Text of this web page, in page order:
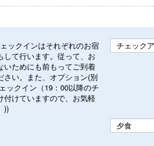
ックインはそれぞれのお宿
して行います。従って、お
いためにも前もってご到着
さい。また、オプション(別
ックイン（19：00以降のチ
付けていますので、お気軽
))
チェック
夕食